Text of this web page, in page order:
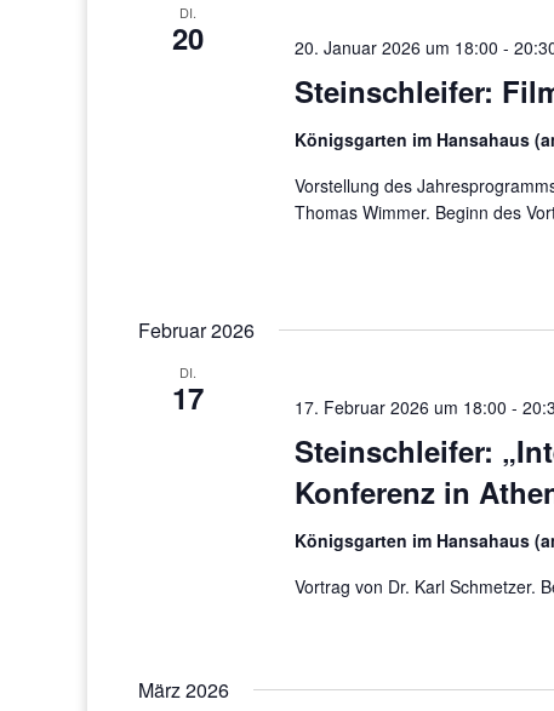
DI.
20
Steinschleifer:
20. Januar 2026 um 18:00 -
Königsgarten im Hansahaus
Vorstellung des
Thomas Wimmer. Beginn des
Februar 2026
DI.
17
Steinschleifer:
Konferenz in
17. Februar 2026 um 18:00 -
Königsgarten im Hansahaus
Vortrag von Dr. Karl Schmetzer.
März 2026